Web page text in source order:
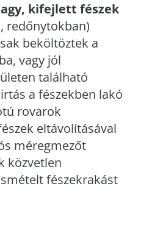
kifejlett fészek
redőnytokban)
beköltöztek a
vagy jól
található
a fészekben lakó
rovarok
eltávolításával
méregmezőt
közvetlen
fészekrakást